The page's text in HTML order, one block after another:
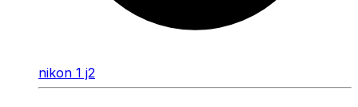
nikon 1 j2